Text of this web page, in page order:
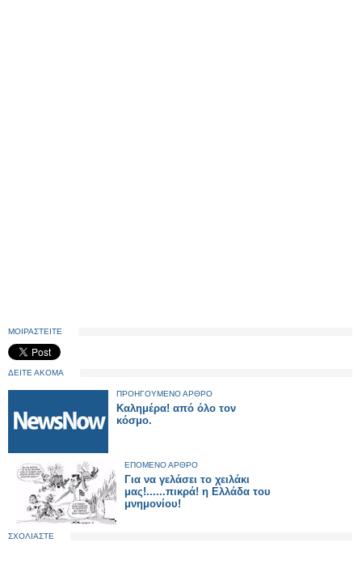
ΜΟΙΡΑΣΤΕΙΤΕ
ΔΕΙΤΕ ΑΚΟΜΑ
ΠΡΟΗΓΟΥΜΕΝΟ ΑΡΘΡΟ
Καλημέρα! από όλο τον
κόσμο.
ΕΠΟΜΕΝΟ ΑΡΘΡΟ
Για να γελάσει το χειλάκι
μας!......πικρά! η Ελλάδα του
μνημονίου!
ΣΧΟΛΙΑΣΤΕ